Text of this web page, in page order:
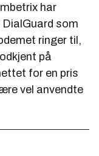
har
som
ringer til,
på
for en pris
vel anvendte